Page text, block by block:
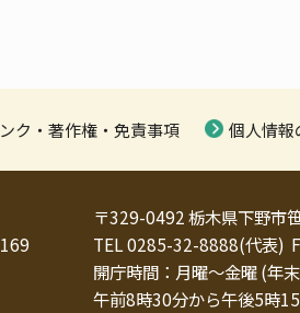
ク・著作権・免責事項 個人情報
〒329-0492 栃木県下野市
TEL 0285-32-8888(代表)
開庁時間：月曜～金曜 (年
午前8時30分から午後5時